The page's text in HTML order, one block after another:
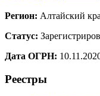
Регион: Алтайский
Статус:
Дата ОГРН:
Реестры